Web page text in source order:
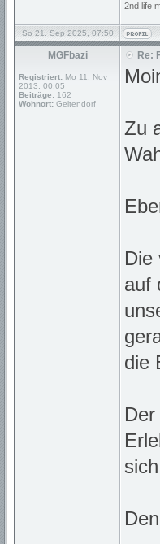
2nd life
So 21. Sep 2025, 07:50
MGFbazi
Registriert: Mo 11. Nov
2013, 00:05
Beiträge: 162
Wohnort: Geltendorf
Re:
Zu
Die
auf
die